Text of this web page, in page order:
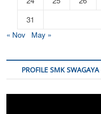
31
« Nov
May »
PROFILE SMK